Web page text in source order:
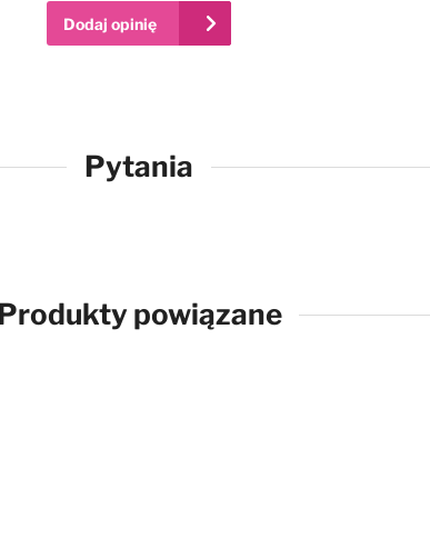
Dodaj opinię
Pytania
powiązane